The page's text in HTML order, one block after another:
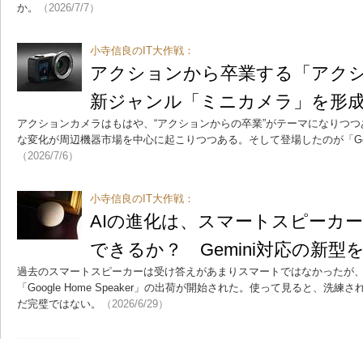
か。
（2026/7/7）
小寺信良のIT大作戦：
アクションから卒業する「アク
新ジャンル「ミニカメラ」を形
アクションカメラはもはや、“アクションからの卒業”がテーマになりつ
な変化が周辺機器市場を中心に起こりつつある。そして登場したのが「
（2026/7/6）
小寺信良のIT大作戦：
AIの進化は、スマートスピーカ
できるか？ Gemini対応の新型
過去のスマートスピーカーは受け答えがあまりスマートではなかったが
「Google Home Speaker」の出荷が開始された。使って見ると、洗練さ
だ完璧ではない。
（2026/6/29）